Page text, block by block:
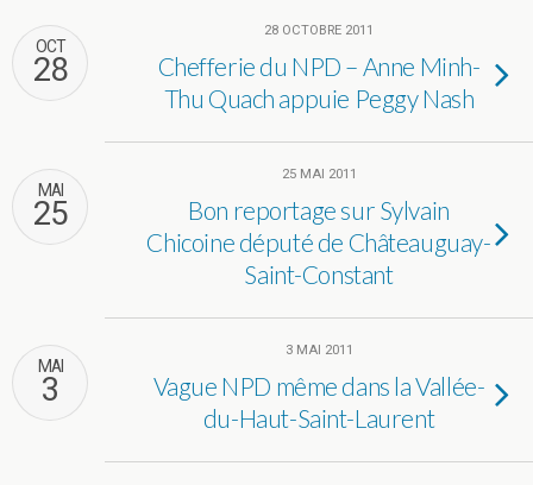
OCT
28
28 OCTOBRE 2011
Chefferie du NPD – Anne Minh-
Thu Quach appuie Peggy Nash
MAI
25
25 MAI 2011
Bon reportage sur Sylvain
Chicoine député de Châteauguay-
Saint-Constant
MAI
3
3 MAI 2011
Vague NPD même dans la Vallée-
du-Haut-Saint-Laurent